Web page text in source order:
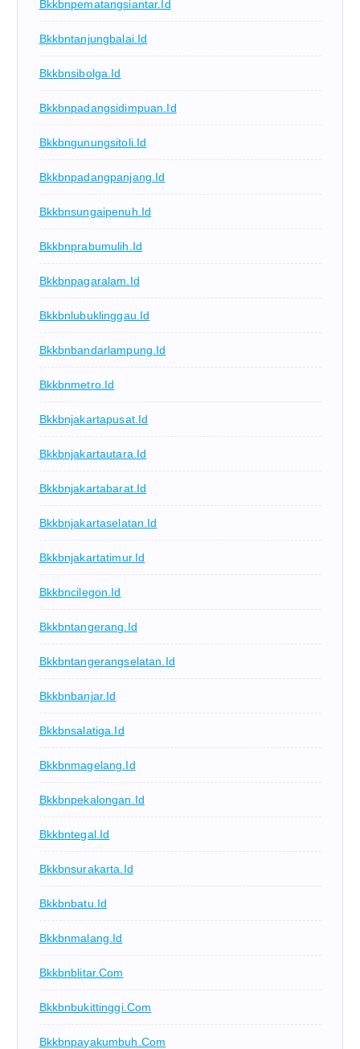
Bkkbnpematangsiantar.id
Bkkbntanjungbalai.id
Bkkbnsibolga.id
Bkkbnpadangsidimpuan.id
Bkkbngunungsitoli.id
Bkkbnpadangpanjang.id
Bkkbnsungaipenuh.id
Bkkbnprabumulih.id
Bkkbnpagaralam.id
Bkkbnlubuklinggau.id
Bkkbnbandarlampung.id
Bkkbnmetro.id
Bkkbnjakartapusat.id
Bkkbnjakartautara.id
Bkkbnjakartabarat.id
Bkkbnjakartaselatan.id
Bkkbnjakartatimur.id
Bkkbncilegon.id
Bkkbntangerang.id
Bkkbntangerangselatan.id
Bkkbnbanjar.id
Bkkbnsalatiga.id
Bkkbnmagelang.id
Bkkbnpekalongan.id
Bkkbntegal.id
Bkkbnsurakarta.id
Bkkbnbatu.id
Bkkbnmalang.id
Bkkbnblitar.com
Bkkbnbukittinggi.com
Bkkbnpayakumbuh.com